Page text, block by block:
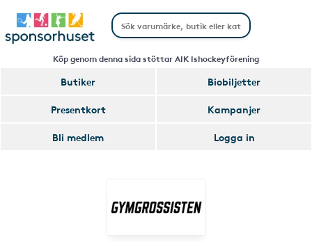
Köp genom denna sida stöttar AIK Ishockeyförening
Butiker
Biobiljetter
Presentkort
Kampanjer
Bli medlem
Logga in